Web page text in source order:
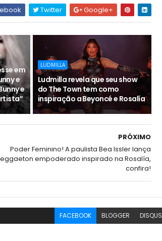
Twitter Google+
em
e
e
LUDMILLA
Ludmilla revela que seu show
do The Town tem como
inspiração a Beyoncé e Rosalía
PRÓXIMO
Poder Feminino! A paulista Bea Issler lança
empoderado inspirado na Rosalía,
confira!
FACEBOOK BLOGGER DISQUS